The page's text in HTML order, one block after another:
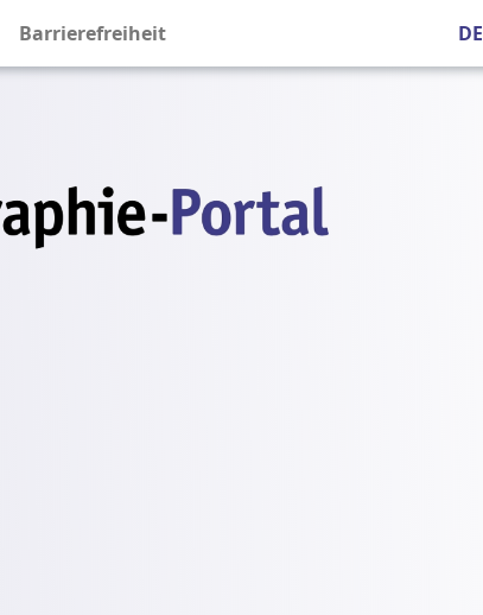
Barrierefreiheit DE